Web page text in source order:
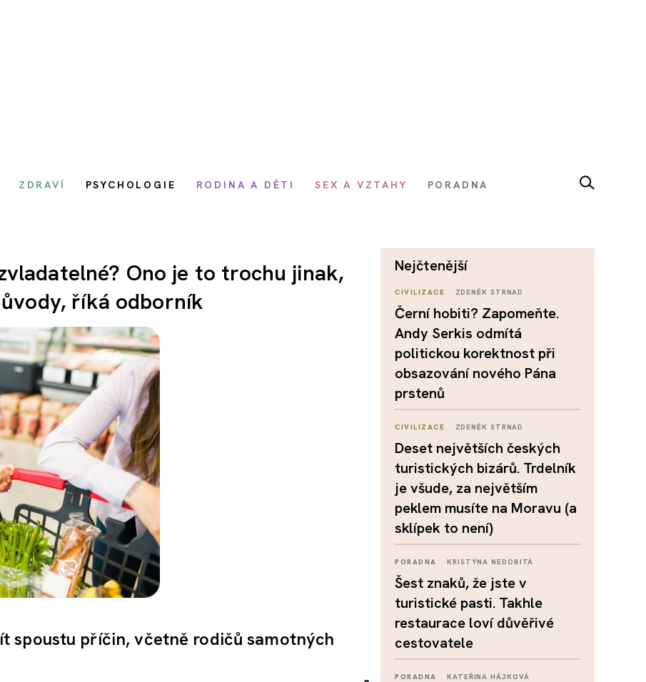
ZDRAVÍ PSYCHOLOGIE RODINA A DĚTI SEX A VZTAHY PORADNA
Ono je to trochu jinak,
říká odborník
spoustu příčin, včetně rodičů samotných
nejčtenější
CIVILIZACE ZDENĚK STRNAD
Černí hobiti? Zapomeňte.
Andy Serkis odmítá
politickou korektnost při
obsazování nového Pána
prstenů
CIVILIZACE ZDENĚK STRNAD
Deset největších českých
turistických bizárů. Trdelník
je všude, za největším
peklem musíte na Moravu (a
sklípek to není)
PORADNA KRISTÝNA NEDOBITÁ
Šest znaků, že jste v
turistické pasti. Takhle
restaurace loví důvěřivé
cestovatele
PORADNA KATEŘINA HÁJKOVÁ